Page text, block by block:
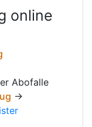
online
Abofalle
→